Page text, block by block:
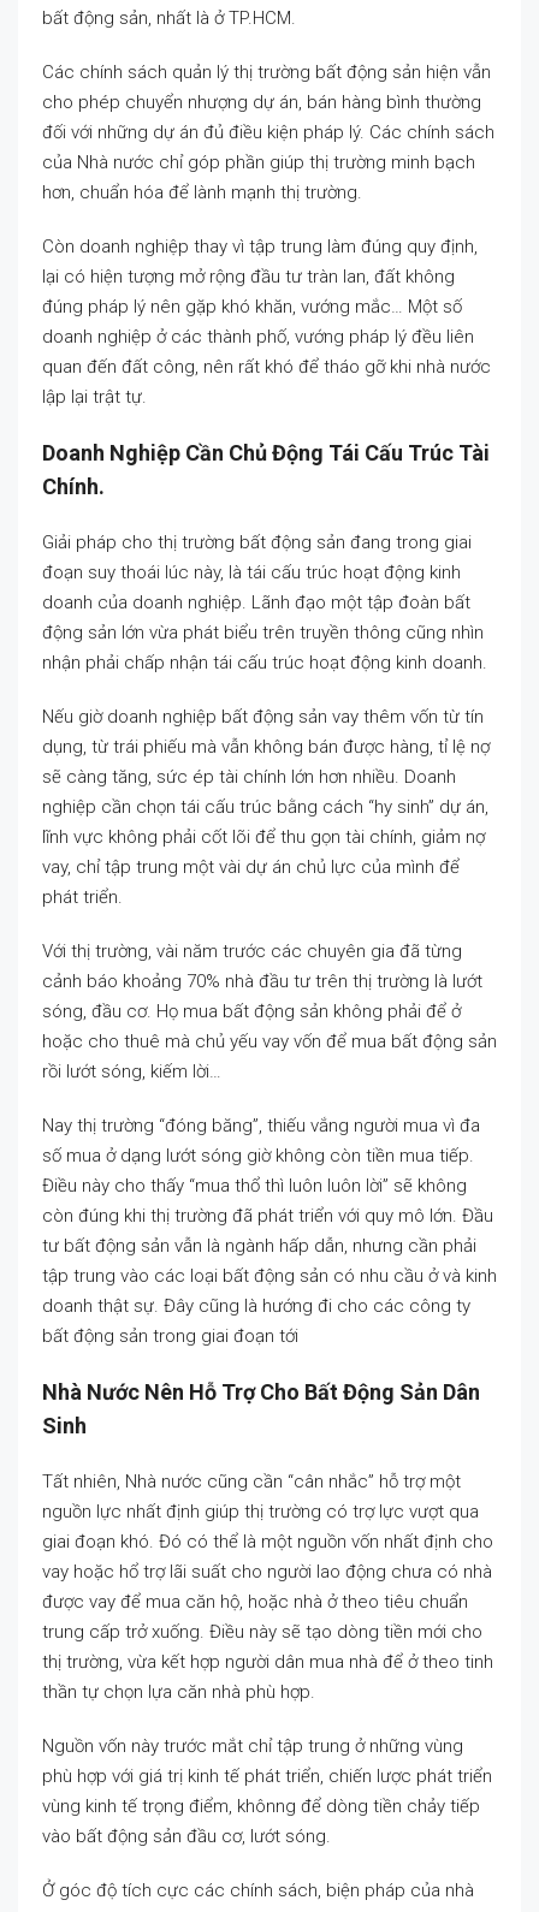
bất động sản, nhất là ở TP.HCM.
Các chính sách quản lý thị trường bất động sản hiện vẫn
cho phép chuyển nhượng dự án, bán hàng bình thường
đối với những dự án đủ điều kiện pháp lý. Các chính sách
của Nhà nước chỉ góp phần giúp thị trường minh bạch
hơn, chuẩn hóa để lành mạnh thị trường.
Còn doanh nghiệp thay vì tập trung làm đúng quy định,
lại có hiện tượng mở rộng đầu tư tràn lan, đất không
đúng pháp lý nên gặp khó khăn, vướng mắc… Một số
doanh nghiệp ở các thành phố, vướng pháp lý đều liên
quan đến đất công, nên rất khó để tháo gỡ khi nhà nước
lập lại trật tự.
Doanh Nghiệp Cần Chủ Động Tái Cấu Trúc Tài
Chính.
Giải pháp cho thị trường bất động sản đang trong giai
đoạn suy thoái lúc này, là tái cấu trúc hoạt động kinh
doanh của doanh nghiệp. Lãnh đạo một tập đoàn bất
động sản lớn vừa phát biểu trên truyền thông cũng nhìn
nhận phải chấp nhận tái cấu trúc hoạt động kinh doanh.
Nếu giờ doanh nghiệp bất động sản vay thêm vốn từ tín
dụng, từ trái phiếu mà vẫn không bán được hàng, tỉ lệ nợ
sẽ càng tăng, sức ép tài chính lớn hơn nhiều. Doanh
nghiệp cần chọn tái cấu trúc bằng cách “hy sinh” dự án,
lĩnh vực không phải cốt lõi để thu gọn tài chính, giảm nợ
vay, chỉ tập trung một vài dự án chủ lực của mình để
phát triển.
Với thị trường, vài năm trước các chuyên gia đã từng
cảnh báo khoảng 70% nhà đầu tư trên thị trường là lướt
sóng, đầu cơ. Họ mua bất động sản không phải để ở
hoặc cho thuê mà chủ yếu vay vốn để mua bất động sản
rồi lướt sóng, kiếm lời…
Nay thị trường “đóng băng”, thiếu vắng người mua vì đa
số mua ở dạng lướt sóng giờ không còn tiền mua tiếp.
Điều này cho thấy “mua thổ thì luôn luôn lời” sẽ không
còn đúng khi thị trường đã phát triển với quy mô lớn. Đầu
tư bất động sản vẫn là ngành hấp dẫn, nhưng cần phải
tập trung vào các loại bất động sản có nhu cầu ở và kinh
doanh thật sự. Đây cũng là hướng đi cho các công ty
bất động sản trong giai đoạn tới
Nhà Nước Nên Hỗ Trợ Cho Bất Động Sản Dân
Sinh
Tất nhiên, Nhà nước cũng cần “cân nhắc” hỗ trợ một
nguồn lực nhất định giúp thị trường có trợ lực vượt qua
giai đoạn khó. Đó có thể là một nguồn vốn nhất định cho
vay hoặc hổ trợ lãi suất cho người lao động chưa có nhà
được vay để mua căn hộ, hoặc nhà ở theo tiêu chuẩn
trung cấp trở xuống. Điều này sẽ tạo dòng tiền mới cho
thị trường, vừa kết hợp người dân mua nhà để ở theo tinh
thần tự chọn lựa căn nhà phù hợp.
Nguồn vốn này trước mắt chỉ tập trung ở những vùng
phù hợp với giá trị kinh tế phát triển, chiến lược phát triển
vùng kinh tế trọng điểm, khônng để dòng tiền chảy tiếp
vào bất động sản đầu cơ, lướt sóng.
Ở góc độ tích cực các chính sách, biện pháp của nhà